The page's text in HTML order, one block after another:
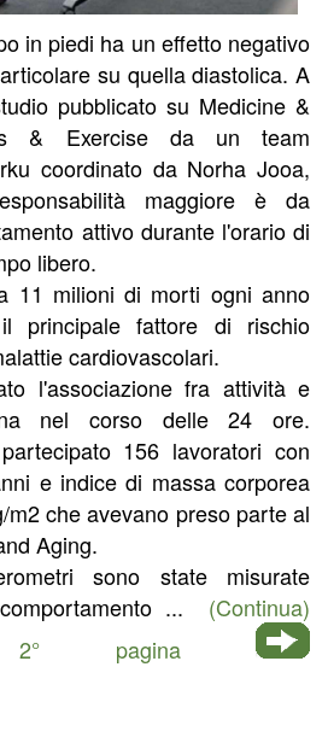
in piedi ha un effetto negativo
su quella diastolica. A
pubblicato su Medicine &
& Exercise da un team
coordinato da Norha Jooa,
maggiore è da
attivo durante l'orario di
libero.
11 milioni di morti ogni anno
principale fattore di rischio
cardiovascolari.
l'associazione fra attività e
nel corso delle 24 ore.
156 lavoratori con
e indice di massa corporea
che avevano preso parte al
Aging.
sono state misurate
... (Continua)
pagina